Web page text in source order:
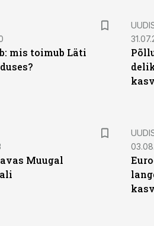
mis toimub Läti
Muugal